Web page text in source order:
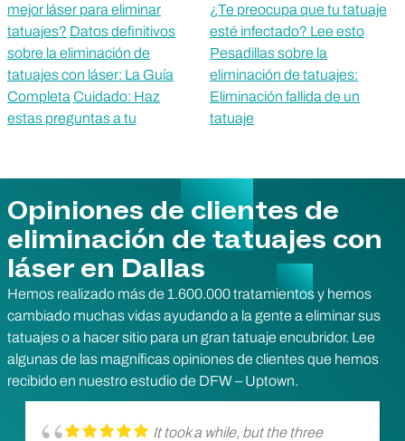
mejor láser para eliminar
tatuajes? Datos definitivos
sobre la eliminación de
tatuajes con láser: La Guía
Completa Cuidado: Haz
estas preguntas a tu
¿Te preocupa que tu tatuaje
esté infectado? Lee esto
Pesadillas sobre la
eliminación de tatuajes:
Eliminación fallida de un
tatuaje
Opiniones de clientes de
eliminación de tatuajes con
láser en Dallas
Hemos realizado más de 1.600.000 tratamientos y hemos
cambiado muchas vidas ayudando a la gente a eliminar sus
tatuajes o a hacer sitio para un gran tatuaje encubridor. Lee
algunas de las magníficas opiniones de clientes que hemos
recibido en nuestro estudio de DFW – Uptown.
It took a while, but the three